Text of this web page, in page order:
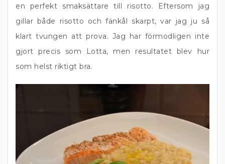
en perfekt smaksättare till risotto. Eftersom jag
gillar både risotto och fänkål skarpt, var jag ju så
klart tvungen att prova. Jag har förmodligen inte
gjort precis som Lotta, men resultatet blev hur
som helst riktigt bra.